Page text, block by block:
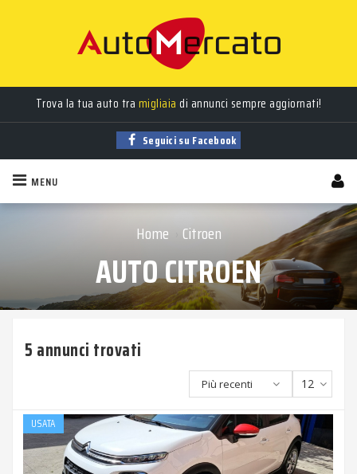
Autonuove, usate, akm 0eaziendaliin vendita!
Trova la tua auto tramigliaiadi annunci sempre aggiornati!
Seguici su Facebook
MENU
Home Citroen
AUTO CITROEN
5 annunci trovati
12
Più recenti
USATA